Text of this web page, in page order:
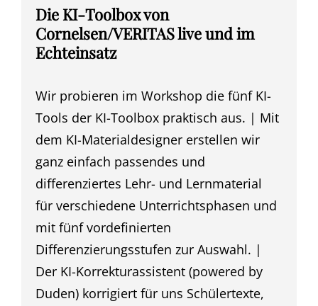
Die KI-Toolbox von
Cornelsen/VERITAS live und im
Echteinsatz
Wir probieren im Workshop die fünf KI-
Tools der KI-Toolbox praktisch aus. | Mit
dem KI-Materialdesigner erstellen wir
ganz einfach passendes und
differenziertes Lehr- und Lernmaterial
für verschiedene Unterrichtsphasen und
mit fünf vordefinierten
Differenzierungsstufen zur Auswahl. |
Der KI-Korrekturassistent (powered by
Duden) korrigiert für uns Schülertexte,